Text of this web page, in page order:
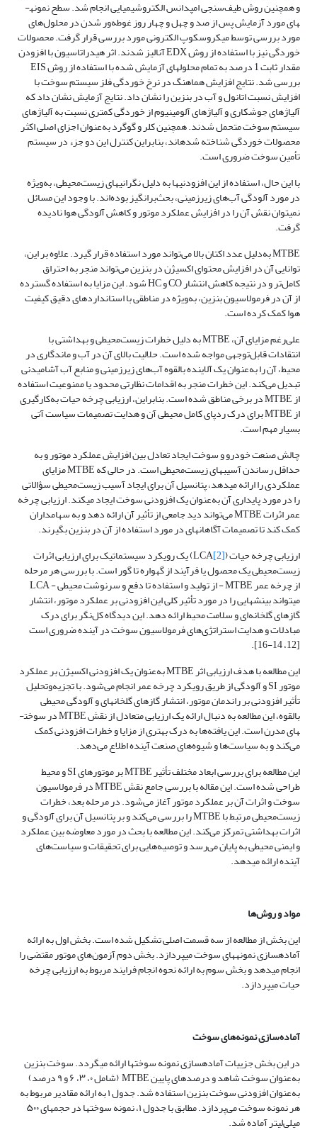
و همچنین روش طیف‌سنجی امپدانس الکتروشیمیایی انجام شد. سطح نمونه­
های مورد آزمایش پس از صد و چهل و چهار روز غوطه‌ور شدن در محلول‌های
مورد بررسی توسط میکروسکوپ الکترونی مورد بررسی قرار گرفت. محصولات
خوردگی نیز با استفاده از روش EDX آنالیز شدند. اثر هیدراتاسیون با افزودن
مقدار ثابت 1 درصد به تمام محلول­های آزمایش شده با استفاده از روش EIS
بررسی شد. نتایج افزایش هماهنگ در نرخ خوردگی فلز سیستم سوخت با
افزایش نسبت اتانول و آب در بنزین را نشان داد. نتایج آزمایش نشان داد که
آلیاژهای جوشکاری و آلیاژهای آلومینیوم از خوردگی کمتری نسبت به آلیاژهای
سیستم سوخت متحمل شدند. همچنین کلر و گوگرد به‌عنوان اجزای اصلی اکثر
محصولات خوردگی شناخته شده­اند، بنابراین کنترل این دو جزء در سیستم
تأمین سوخت ضروری است.
با این حال، استفاده از این افزودنی­ها به دلیل نگرانی­های زیست‌محیطی، به‌ویژه
در مورد آلودگی آب‌های زیرزمینی، بحث‌برانگیز بوده‌اند. با وجود این مسائل
نمی­توان نقش آن را در افزایش عملکرد موتور و کاهش آلودگی هوا نادیده
گرفت.
MTBE به‌دلیل عدد اکتان بالا می‌تواند مورد استفاده قرار گیرد. علاوه بر این،
توانایی آن در افزایش محتوای اکسیژن در بنزین می‌تواند منجر به احتراق
کامل‌تر و در نتیجه کاهش انتشار CO و HC شود. این مزایا به استفاده گسترده
از آن در فرمولاسیون بنزین، به‌ویژه در مناطقی با استانداردهای دقیق کیفیت
هوا کمک کرده است.
علی‌رغم مزایای آن، MTBE به دلیل خطرات زیست‌محیطی و بهداشتی با
انتقادات قابل‌توجهی مواجه شده است. حلالیت بالای آن در آب و ماندگاری در
محیط، آن را به‌عنوان یک آلاینده بالقوه آب‌های زیرزمینی و منابع آب آشامیدنی
تبدیل می‌کند. این خطرات منجر به اقدامات نظارتی محدود یا ممنوعیت استفاده
از MTBE در برخی مناطق شده است. بنابراین، ارزیابی چرخه حیات به‌کارگیری
از MTBE برای درک ردپای کامل محیطی آن و هدایت تصمیمات سیاست آتی
بسیار مهم است.
چالش صنعت خودرو و سوخت ایجاد تعادل بین افزایش عملکرد موتور و به
حداقل رساندن آسیب­های زیست‌محیطی است. در حالی که MTBE مزایای
عملکردی را ارائه می­دهد، پتانسیل آن برای ایجاد آسیب زیست‌محیطی سؤالاتی
را در مورد پایداری آن به‌عنوان یک افزودنی سوخت ایجاد می­کند. ارزیابی چرخه
عمر اثرات MTBE می‌تواند دید جامعی از تأثیر آن ارائه دهد و به سهامداران
کمک کند تا تصمیمات آگاهانه­ای در مورد استفاده از آن در بنزین بگیرند.
ارزیابی چرخه حیات ([2] LCA) یک رویکرد سیستماتیک برای ارزیابی اثرات
زیست‌محیطی یک محصول یا فرآیند از گهواره تا گور است. با بررسی هر مرحله
از چرخه عمر MTBE - از تولید و استفاده تا دفع و سرنوشت محیطی - LCA
می­تواند بینش­هایی را در مورد تأثیر کلی این افزودنی بر عملکرد موتور، انتشار
گازهای گلخانه‌ای و سلامت محیط ارائه دهد. این دیدگاه کل‌نگر برای درک
مبادلات و هدایت استراتژی‌های فرمولاسیون سوخت در آینده ضروری است
[12، 14-16].
این مطالعه با هدف ارزیابی اثر MTBE به‌عنوان یک افزودنی اکسیژن بر عملکرد
موتور SI و آلودگی از طریق رویکرد چرخه عمر انجام می‌شود. با تجزیه‌وتحلیل
تأثیر افزودنی بر راندمان موتور، انتشار گازهای گلخانه­ای و آلودگی محیطی
بالقوه، این مطالعه به دنبال ارائه یک ارزیابی متعادل از نقش MTBE در سوخت­
های مدرن است. این یافته‌ها به درک بهتری از مزایا و خطرات افزودنی کمک
می‌کند و به سیاست‌ها و شیوه‌های صنعت آینده اطلاع می‌دهد.
این مطالعه برای بررسی ابعاد مختلف تأثیر MTBE بر موتورهای SI و محیط
طراحی شده است. این مقاله با بررسی جامع نقش MTBE در فرمولاسیون
سوخت و اثرات آن بر عملکرد موتور آغاز می‌شود. در مرحله بعد، خطرات
زیست‌محیطی مرتبط با MTBE را بررسی می‌کند و بر پتانسیل آن برای آلودگی و
اثرات بهداشتی تمرکز می‌کند. این مطالعه با بحث در مورد معاوضه بین عملکرد
و ایمنی محیطی به پایان می‌رسد و توصیه‌هایی برای تحقیقات و سیاست‌های
آینده ارائه می­دهد.
مواد و روش‌ها
این بخش از مطالعه از سه قسمت اصلی تشکیل شده است. بخش اول به ارائه
آماده­سازی نمونه­های سوخت می­پردازد. بخش دوم آزمون‌های موتور مقتضی را
انجام می­دهد و بخش سوم به ارائه نحوه انجام فرایند مربوط به ارزیابی چرخه
حیات می­پردازد.
آماده‌سازی نمونه‌های سوخت
در این بخش جزییات آماده­سازی نمونه سوخت­ها ارائه می­گردد. سوخت بنزین
به‌عنوان سوخت شاهد و درصدهای پایین MTBE (شامل ۰، ۳، ۶ و ۹ درصد)
به‌عنوان افزودنی سوخت بنزین استفاده شد. جدول ۱ به ارائه مقادیر مربوط به
هر نمونه سوخت می‌پردازد. مطابق با جدول ۱، نمونه سوخت­ها در حجم­های ۵۰۰
میلی‌لیتر آماده شد.